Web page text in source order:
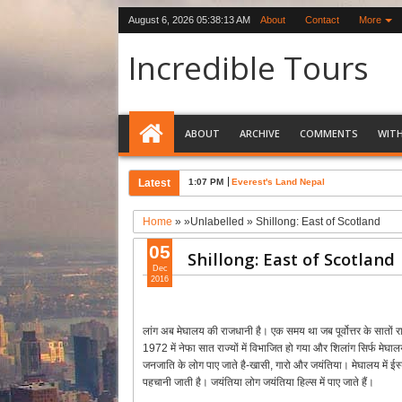
August 6, 2026 05:38:14 AM About Contact More
Incredible Tours
ABOUT ARCHIVE COMMENTS
Latest 1:07 PM Everest's Land Nepal
Home » »Unlabelled »Shillong: East of Scotland
Shillong: East of Scotland
लांग अब मेघालय की राजधानी है। एक समय था जब पूर्वोत्तर के सातों
1972 में नेफा सात राज्यों में विभाजित हो गया और शिलांग सिर्फ
जनजाति के लोग पाए जाते है-खासी, गारो और जयंतिया। मेघालय में
पहचानी जाती है। जयंतिया लोग जयंतिया हिल्स में पाए जाते हैं।
05
Dec
2016